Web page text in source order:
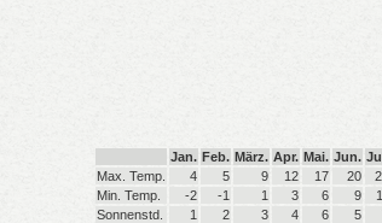
Jan. Feb. März. Apr. Mai. Jun.
Max. Temp.
4 5 9 12 17 20
Min. Temp.
-2 -1 1 3 6 9
Sonnenstd.
1 2 3 4 6 5